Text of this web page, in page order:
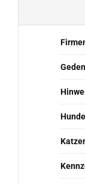
Hunde